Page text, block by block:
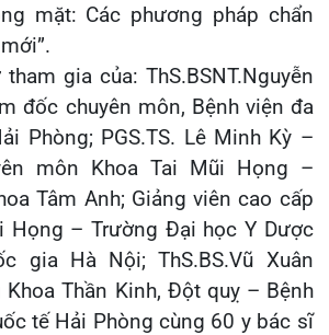
hợp
Tiết Niệu Nam học
thương chỉnh hình
năng
tiết – Bệnh nhiệt đới
– Thận tiết niệu – Dị
đơn
môn Khoa Tai Mũi Họng –
Anh; Giảng viên cao cấp
– Trường Đại học Y Dược
Hà Nội; ThS.BS.Vũ Xuân
Thần Kinh, Đột quỵ – Bệnh
Hải Phòng cùng 60 y bác sĩ
phố Hải Phòng.